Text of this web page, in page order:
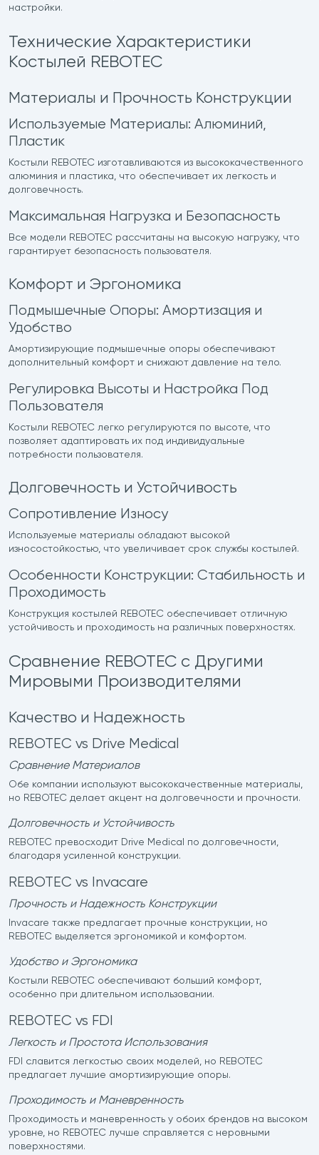
настройки.
Технические Характеристики
Костылей REBOTEC
Материалы и Прочность Конструкции
Используемые Материалы: Алюминий,
Пластик
Костыли REBOTEC изготавливаются из высококачественного
алюминия и пластика, что обеспечивает их легкость и
долговечность.
Максимальная Нагрузка и Безопасность
Все модели REBOTEC рассчитаны на высокую нагрузку, что
гарантирует безопасность пользователя.
Комфорт и Эргономика
Подмышечные Опоры: Амортизация и
Удобство
Амортизирующие подмышечные опоры обеспечивают
дополнительный комфорт и снижают давление на тело.
Регулировка Высоты и Настройка Под
Пользователя
Костыли REBOTEC легко регулируются по высоте, что
позволяет адаптировать их под индивидуальные
потребности пользователя.
Долговечность и Устойчивость
Сопротивление Износу
Используемые материалы обладают высокой
износостойкостью, что увеличивает срок службы костылей.
Особенности Конструкции: Стабильность и
Проходимость
Конструкция костылей REBOTEC обеспечивает отличную
устойчивость и проходимость на различных поверхностях.
Сравнение REBOTEC с Другими
Мировыми Производителями
Качество и Надежность
REBOTEC vs Drive Medical
Сравнение Материалов
Обе компании используют высококачественные материалы,
но REBOTEC делает акцент на долговечности и прочности.
Долговечность и Устойчивость
REBOTEC превосходит Drive Medical по долговечности,
благодаря усиленной конструкции.
REBOTEC vs Invacare
Прочность и Надежность Конструкции
Invacare также предлагает прочные конструкции, но
REBOTEC выделяется эргономикой и комфортом.
Удобство и Эргономика
Костыли REBOTEC обеспечивают больший комфорт,
особенно при длительном использовании.
REBOTEC vs FDI
Легкость и Простота Использования
FDI славится легкостью своих моделей, но REBOTEC
предлагает лучшие амортизирующие опоры.
Проходимость и Маневренность
Проходимость и маневренность у обоих брендов на высоком
уровне, но REBOTEC лучше справляется с неровными
поверхностями.